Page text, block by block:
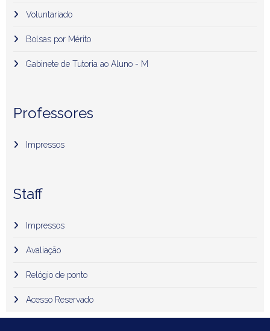
Voluntariado
Bolsas por Mérito
Gabinete de Tutoria ao Aluno - M
Professores
Impressos
Staff
Impressos
Avaliação
Relógio de ponto
Acesso Reservado